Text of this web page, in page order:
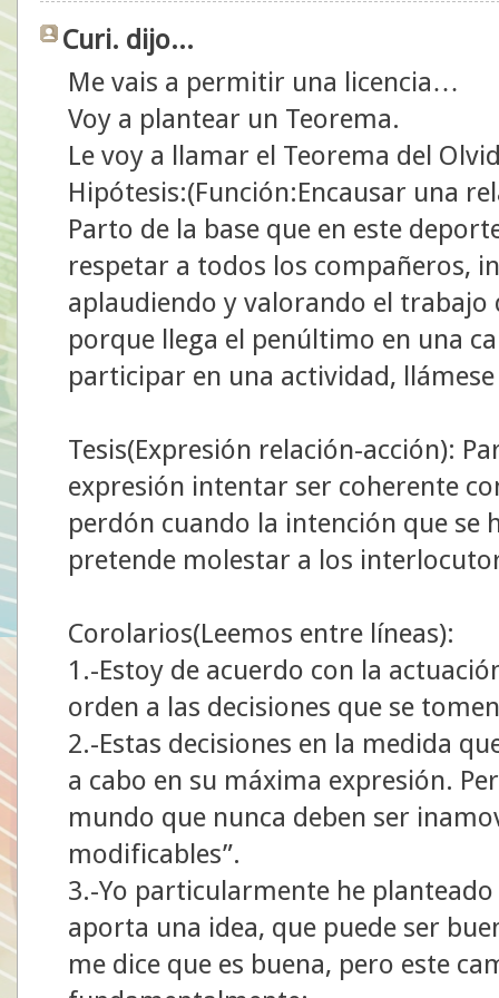
Curi. dijo...
Me vais a permitir una licencia…
Voy a plantear un Teorema.
Le voy a llamar el Teorema del
Hipótesis:(Función:Encausar una
Parto de la base que en este
respetar a todos los compañeros,
aplaudiendo y valorando el trabajo
porque llega el penúltimo en una
participar en una actividad,
Tesis(Expresión relación-acción):
expresión intentar ser coherente
perdón cuando la intención que se
pretende molestar a los
Corolarios(Leemos entre líneas):
1.-Estoy de acuerdo con la
orden a las decisiones que se
2.-Estas decisiones en la medida
a cabo en su máxima expresión.
mundo que nunca deben ser
modificables”.
3.-Yo particularmente he
aporta una idea, que puede ser
me dice que es buena, pero este